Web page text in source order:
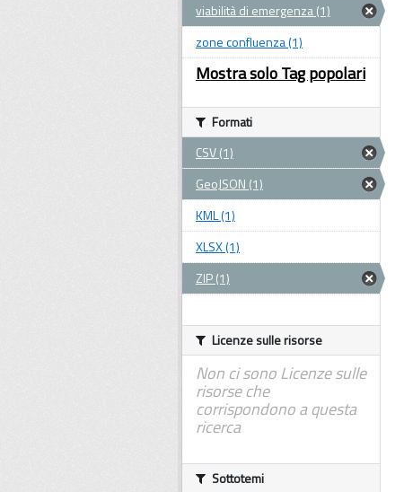
viabilità di emergenza (1)
zone confluenza (1)
Mostra solo Tag popolari
Formati
CSV (1)
GeoJSON (1)
KML (1)
XLSX (1)
ZIP (1)
Licenze sulle risorse
Non ci sono Licenze sulle
risorse che
corrispondono a questa
ricerca
Sottotemi